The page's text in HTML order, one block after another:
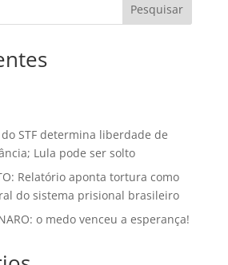
Pesquisar
do STF determina liberdade de
Lula pode ser solto
Relatório aponta tortura como
do sistema prisional brasileiro
o medo venceu a esperança!